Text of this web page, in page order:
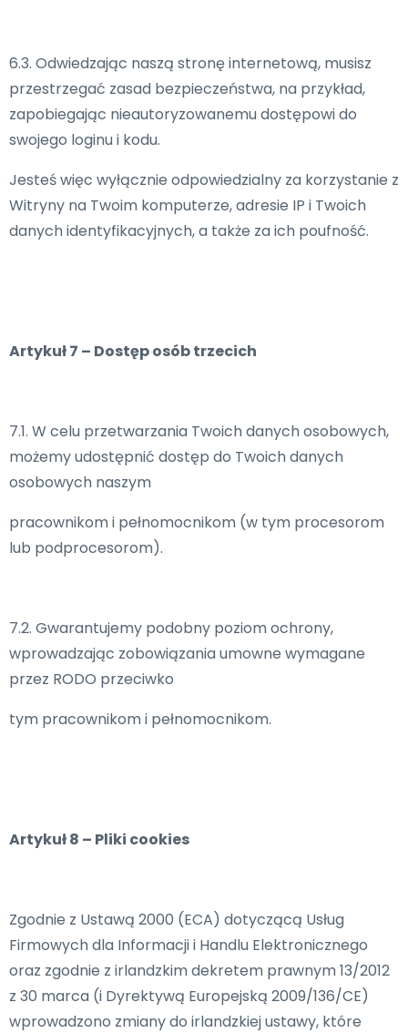
6.3. Odwiedzając naszą stronę internetową, musisz
przestrzegać zasad bezpieczeństwa, na przykład,
zapobiegając nieautoryzowanemu dostępowi do
swojego loginu i kodu.
Jesteś więc wyłącznie odpowiedzialny za korzystanie z
Witryny na Twoim komputerze, adresie IP i Twoich
danych identyfikacyjnych, a także za ich poufność.
Artykuł 7 – Dostęp osób trzecich
7.1. W celu przetwarzania Twoich danych osobowych,
możemy udostępnić dostęp do Twoich danych
osobowych naszym
pracownikom i pełnomocnikom (w tym procesorom
lub podprocesorom).
7.2. Gwarantujemy podobny poziom ochrony,
wprowadzając zobowiązania umowne wymagane
przez RODO przeciwko
tym pracownikom i pełnomocnikom.
Artykuł 8 – Pliki cookies
Zgodnie z Ustawą 2000 (ECA) dotyczącą Usług
Firmowych dla Informacji i Handlu Elektronicznego
oraz zgodnie z irlandzkim dekretem prawnym 13/2012
z 30 marca (i Dyrektywą Europejską 2009/136/CE)
wprowadzono zmiany do irlandzkiej ustawy, które